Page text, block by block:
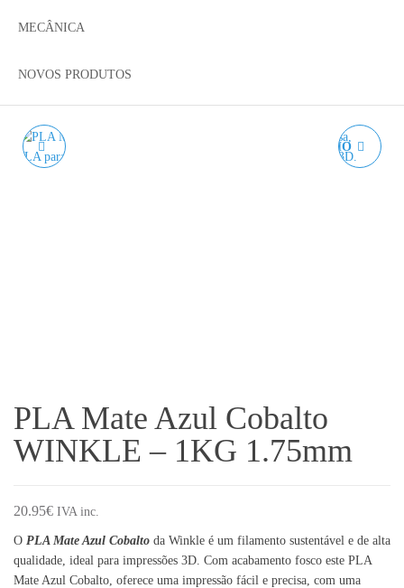
MECÂNICA
NOVOS PRODUTOS
PLA MATE VERMELHO
PLA Mate Azul Cobalto
WINKLE – 1KG 1.75mm
20.95€ IVA inc.
O PLA Mate Azul Cobalto da Winkle é um filamento sustentável e de alta
qualidade, ideal para impressões 3D. Com acabamento fosco este PLA
Mate Azul Cobalto, oferece uma impressão fácil e precisa, com uma